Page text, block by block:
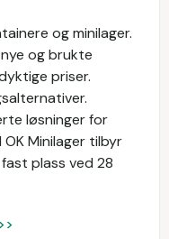
og minilager.
og brukte
priser.
løsninger for
Minilager tilbyr
plass ved 28